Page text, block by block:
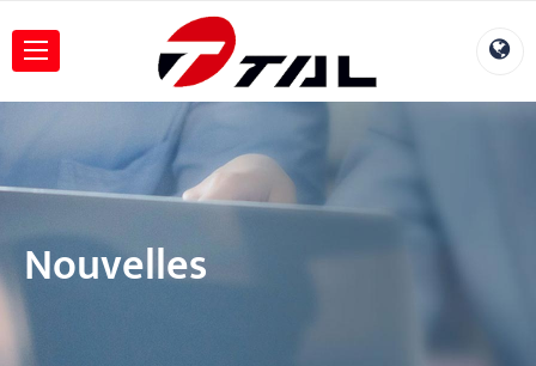
Nouvelles